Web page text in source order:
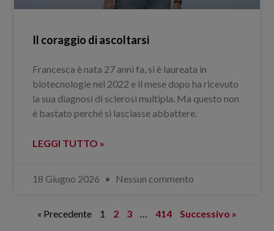
Il coraggio di ascoltarsi
Francesca è nata 27 anni fa, si è laureata in
biotecnologie nel 2022 e il mese dopo ha ricevuto
la sua diagnosi di sclerosi multipla. Ma questo non
è bastato perché si lasciasse abbattere.
LEGGI TUTTO »
18 Giugno 2026 Nessun commento
« Precedente 1 2 3 … 414 Successivo »